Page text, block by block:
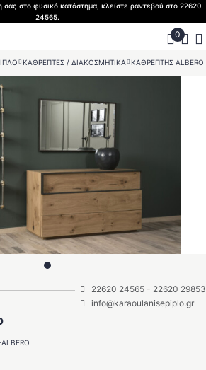
σας στο φυσικό κατάστημα, κλείστε ραντεβού στο 22620
24565.
>ΚΑΘΡΕΠΤΕΣ / ΔΙΑΚΟΣΜΗΤΙΚΑ>ΚΑΘΡΕΠΤΗΣ ALBERO
22620 24565 - 22620 29853
info@karaoulanisepiplo.gr